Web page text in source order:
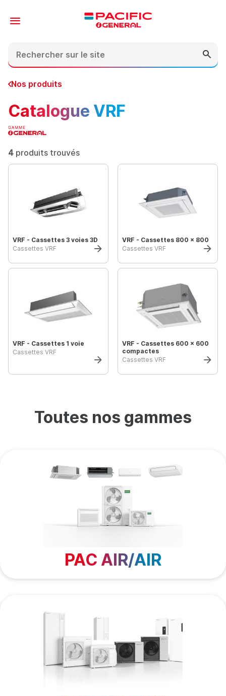
Nos produits
Catalogue VRF
4 produits trouvés
VRF - Cassettes 3 voies 3D
Cassettes VRF
VRF - Cassettes 800 x 800
Cassettes VRF
VRF - Cassettes 1 voie
Cassettes VRF
VRF - Cassettes 600 x 600
compactes
Cassettes VRF
Toutes nos gammes
PAC AIR/AIR